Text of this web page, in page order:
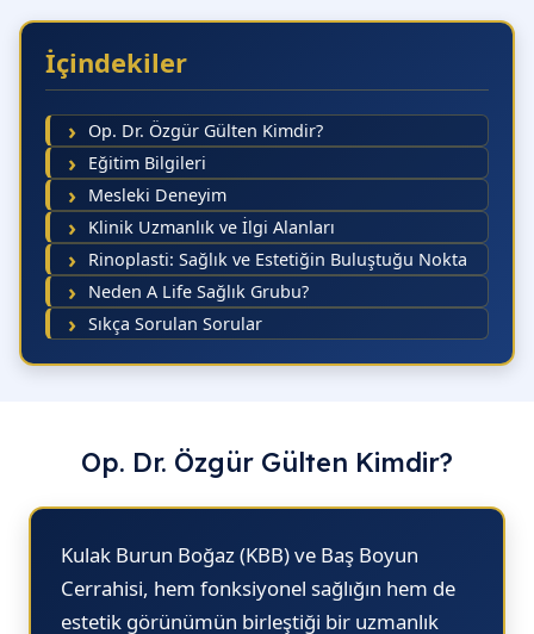
İçindekiler
Op. Dr. Özgür Gülten Kimdir?
Eğitim Bilgileri
Mesleki Deneyim
Klinik Uzmanlık ve İlgi Alanları
Rinoplasti: Sağlık ve Estetiğin Buluştuğu Nokta
Neden A Life Sağlık Grubu?
Sıkça Sorulan Sorular
Op. Dr. Özgür Gülten Kimdir?
Kulak Burun Boğaz (KBB) ve Baş Boyun
Cerrahisi, hem fonksiyonel sağlığın hem de
estetik görünümün birleştiği bir uzmanlık